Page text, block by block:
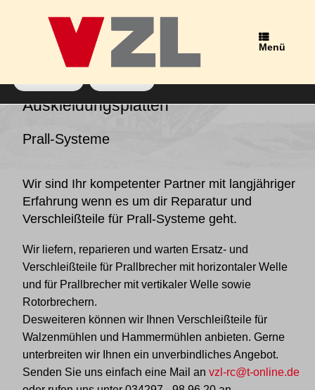
Menü
Schlagwort-Archiv:
Auskleidungsplatten
Prall-Systeme
Wir sind Ihr kompetenter Partner mit langjähriger
Erfahrung wenn es um dir Reparatur und
Verschleißteile für Prall-Systeme geht.
Wir liefern, reparieren und warten Ersatz- und
Verschleißteile für Prallbrecher mit horizontaler Welle
und für Prallbrecher mit vertikaler Welle sowie
Rotorbrechern.
Desweiteren können wir Ihnen Verschleißteile für
Walzenmühlen und Hammermühlen anbieten. Gerne
unterbreiten wir Ihnen ein unverbindliches Angebot.
Senden Sie uns einfach eine Mail an vzl-rc@t-online.de
Wir verwenden Cookies, um dir die bestmögliche Erfahrung auf
unserer Website zu bieten.
Du kannst mehr darüber erfahren, welche Cookies wir
verwenden, oder sie unterEinstellungendeaktivieren.